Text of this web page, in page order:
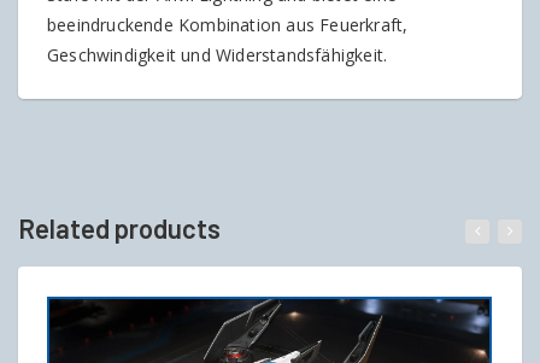
beeindruckende Kombination aus Feuerkraft,
Geschwindigkeit und Widerstandsfähigkeit.
Related products